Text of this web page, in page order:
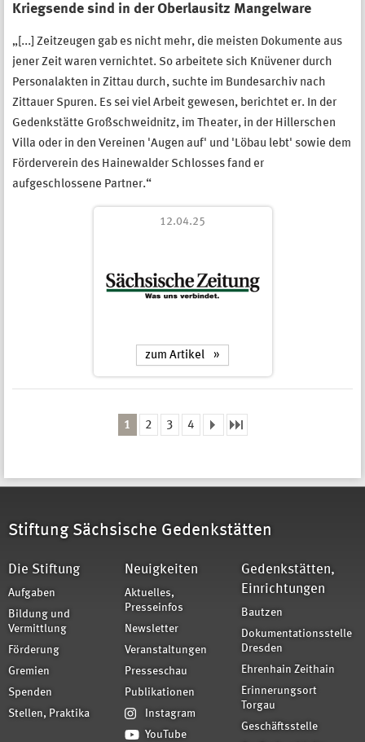
Kriegsende sind in der Oberlausitz Mangelware
„[...] Zeitzeugen gab es nicht mehr, die meisten Dokumente aus
jener Zeit waren vernichtet. So arbeitete sich Knüvener durch
Personalakten in Zittau durch, suchte im Bundesarchiv nach
Zittauer Spuren. Es sei viel Arbeit gewesen, berichtet er. In der
Gedenkstätte Großschweidnitz, im Theater, in der Hillerschen
Villa oder in den Vereinen 'Augen auf' und 'Löbau lebt' sowie dem
Förderverein des Hainewalder Schlosses fand er
aufgeschlossene Partner.“
12.04.25
zum Artikel
1 2 3 4
Stiftung Sächsische Gedenkstätten
Die Stiftung
Aufgaben
Bildung und
Vermittlung
Förderung
Gremien
Spenden
Stellen, Praktika
Neuigkeiten
Aktuelles,
Presseinfos
Newsletter
Veranstaltungen
Presseschau
Publikationen
Instagram
YouTube
Gedenkstätten,
Einrichtungen
Bautzen
Dokumentationsstelle
Dresden
Ehrenhain Zeithain
Erinnerungsort
Torgau
Geschäftsstelle